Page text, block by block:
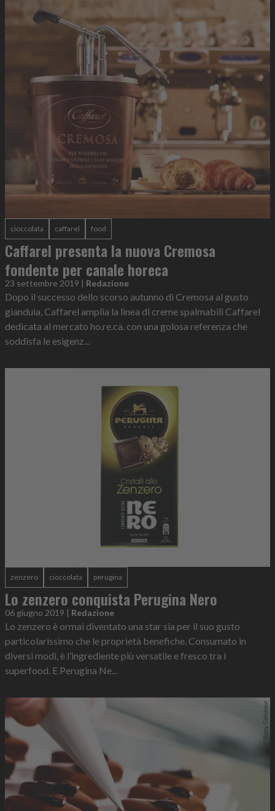
cioccolata caffarel food
Caffarel presenta la nuova Cremosa
fondente per canale horeca
23 settembre 2019 | Redazione
Dopo il successo dello scorso autunno di Cremosa al gusto
gianduia, Caffarel amplia la linea di creme spalmabili Caffarel
dedicata al mercato ho.re.ca. con una golosa referenza che
soddisfa le esigenz...
zenzero cioccolata perugina
Lo zenzero conquista Perugina Nero
06 giugno 2019 | Redazione
Lo zenzero è ormai diventato una star sia per il suo gusto
particolarissimo che le proprietà benefiche. Consumato in
diversi modi, è l’ingrediente più versatile e fresco tra i
superfood. E Perugina Ne...